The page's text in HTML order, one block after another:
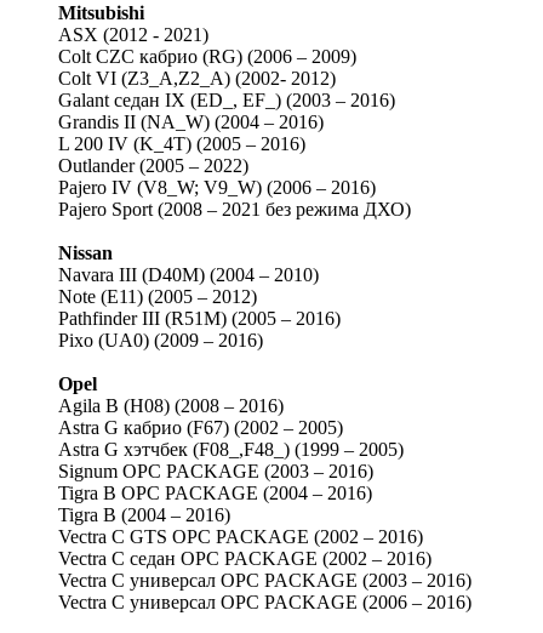
Mitsubishi
ASX (2012 - 2021)
Colt CZC кабрио (RG) (2006 – 2009)
Colt VI (Z3_A,Z2_A) (2002- 2012)
Galant седан IX (ED_, EF_) (2003 – 2016)
Grandis II (NA_W) (2004 – 2016)
L 200 IV (K_4T) (2005 – 2016)
Outlander (2005 – 2022)
Pajero IV (V8_W; V9_W) (2006 – 2016)
Pajero Sport (2008 – 2021 без режима ДХО)
Nissan
Navara III (D40M) (2004 – 2010)
Note (E11) (2005 – 2012)
Pathfinder III (R51M) (2005 – 2016)
Pixo (UA0) (2009 – 2016)
Opel
Agila B (H08) (2008 – 2016)
Astra G кабрио (F67) (2002 – 2005)
Astra G хэтчбек (F08_,F48_) (1999 – 2005)
Signum OPC PACKAGE (2003 – 2016)
Tigra B OPC PACKAGE (2004 – 2016)
Tigra B (2004 – 2016)
Vectra C GTS OPC PACKAGE (2002 – 2016)
Vectra C седан OPC PACKAGE (2002 – 2016)
Vectra C универсал OPC PACKAGE (2003 – 2016)
Vectra C универсал OPC PACKAGE (2006 – 2016)